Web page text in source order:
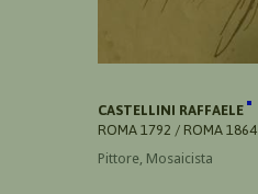
CASTELLINI RAFFAELE
ROMA 1792 / ROMA 1864
Pittore, Mosaicista